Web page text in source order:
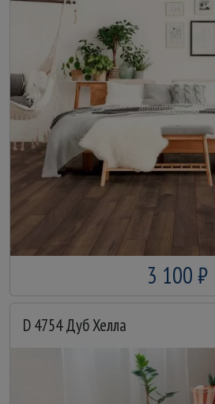
3 100 ₽
D 4754 Дуб Хелла